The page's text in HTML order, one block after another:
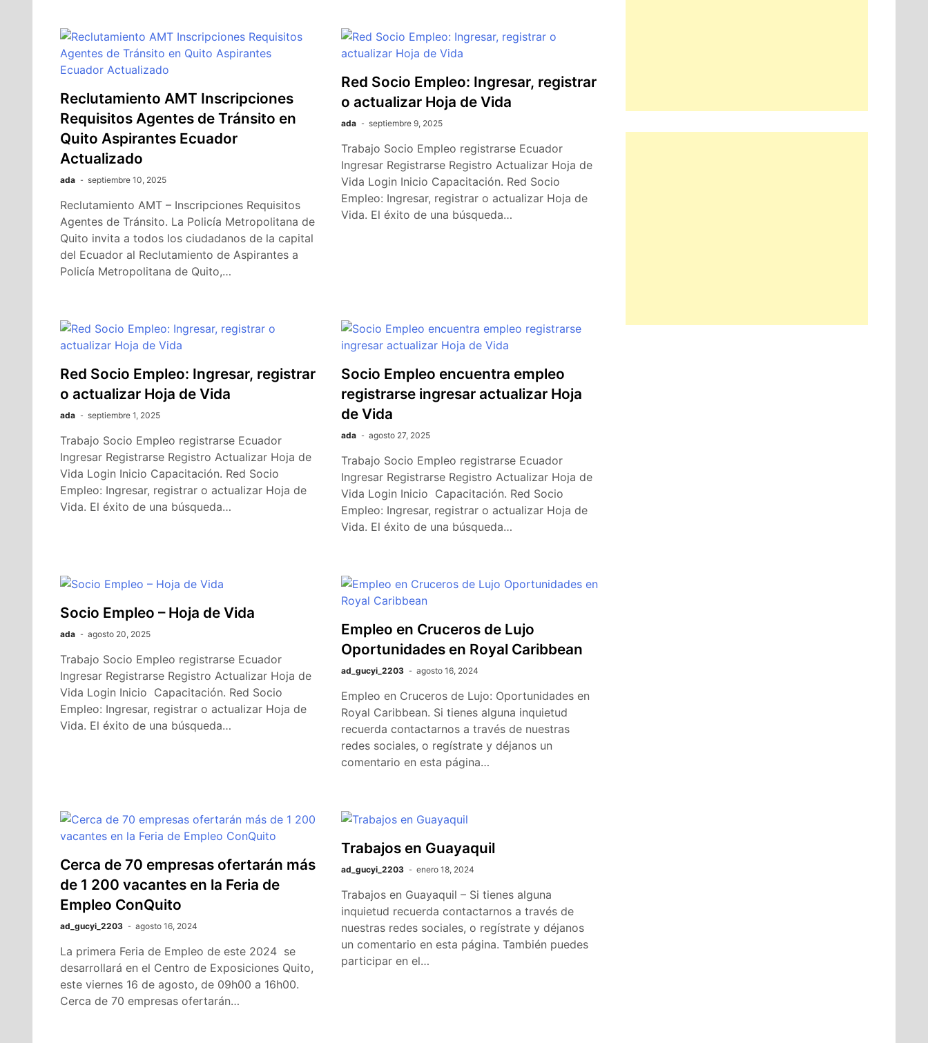
Reclutamiento AMT Inscripciones
Requisitos Agentes de Tránsito en
Quito Aspirantes Ecuador
Actualizado
ada septiembre 10, 2025
Reclutamiento AMT – Inscripciones Requisitos
Agentes de Tránsito. La Policía Metropolitana de
Quito invita a todos los ciudadanos de la capital
del Ecuador al Reclutamiento de Aspirantes a
Policía Metropolitana de Quito,…
Red Socio Empleo: Ingresar, registrar
o actualizar Hoja de Vida
ada septiembre 9, 2025
Trabajo Socio Empleo registrarse Ecuador
Ingresar Registrarse Registro Actualizar Hoja de
Vida Login Inicio Capacitación. Red Socio
Empleo: Ingresar, registrar o actualizar Hoja de
Vida. El éxito de una búsqueda…
Red Socio Empleo: Ingresar, registrar
o actualizar Hoja de Vida
ada septiembre 1, 2025
Trabajo Socio Empleo registrarse Ecuador
Ingresar Registrarse Registro Actualizar Hoja de
Vida Login Inicio Capacitación. Red Socio
Empleo: Ingresar, registrar o actualizar Hoja de
Vida. El éxito de una búsqueda…
Socio Empleo encuentra empleo
registrarse ingresar actualizar Hoja
de Vida
ada agosto 27, 2025
Trabajo Socio Empleo registrarse Ecuador
Ingresar Registrarse Registro Actualizar Hoja de
Vida Login Inicio Capacitación. Red Socio
Empleo: Ingresar, registrar o actualizar Hoja de
Vida. El éxito de una búsqueda…
Socio Empleo – Hoja de Vida
ada agosto 20, 2025
Trabajo Socio Empleo registrarse Ecuador
Ingresar Registrarse Registro Actualizar Hoja de
Vida Login Inicio Capacitación. Red Socio
Empleo: Ingresar, registrar o actualizar Hoja de
Vida. El éxito de una búsqueda…
Empleo en Cruceros de Lujo
Oportunidades en Royal Caribbean
ad_gucyi_2203 agosto 16, 2024
Empleo en Cruceros de Lujo: Oportunidades en
Royal Caribbean. Si tienes alguna inquietud
recuerda contactarnos a través de nuestras
redes sociales, o regístrate y déjanos un
comentario en esta página…
Cerca de 70 empresas ofertarán más
de 1 200 vacantes en la Feria de
Empleo ConQuito
ad_gucyi_2203 agosto 16, 2024
La primera Feria de Empleo de este 2024 se
desarrollará en el Centro de Exposiciones Quito,
este viernes 16 de agosto, de 09h00 a 16h00.
Cerca de 70 empresas ofertarán…
Trabajos en Guayaquil
ad_gucyi_2203 enero 18, 2024
Trabajos en Guayaquil – Si tienes alguna
inquietud recuerda contactarnos a través de
nuestras redes sociales, o regístrate y déjanos
un comentario en esta página. También puedes
participar en el…